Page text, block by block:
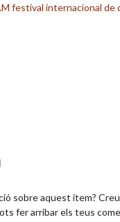
festival internacional de
sobre aquest ítem?
fer arribar els teus